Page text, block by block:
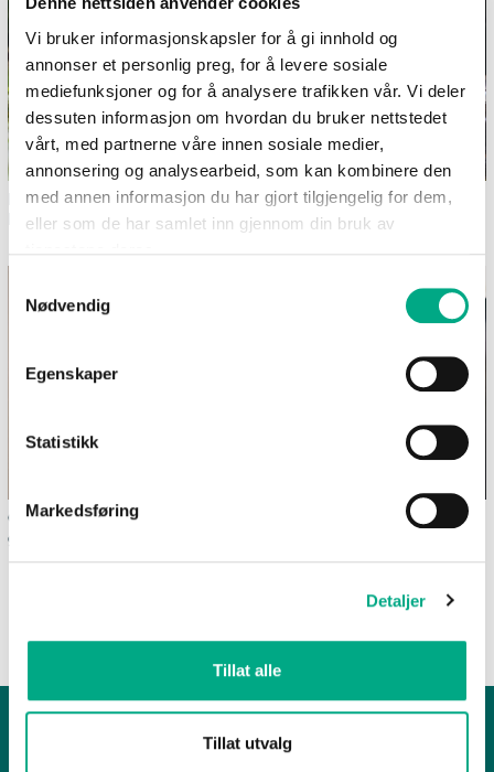
Vi bruker informasjonskapsler for å gi innhold og
annonser et personlig preg, for å levere sosiale
mediefunksjoner og for å analysere trafikken vår. Vi deler
dessuten informasjon om hvordan du bruker nettstedet
vårt, med partnerne våre innen sosiale medier,
annonsering og analysearbeid, som kan kombinere den
med annen informasjon du har gjort tilgjengelig for dem,
eller som de har samlet inn gjennom din bruk av
Nødvendig
Egenskaper
Statistikk
Markedsføring
Detaljer
Tillat alle
Tillat utvalg
Dekk et sommerlig festbord i
hagen
Bilferie med barn - 12
morsomme aktiviteter uten
Ofte stilte spørsmål om
gavekortet Altiett